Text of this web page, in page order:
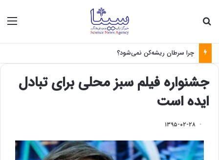
چرا سرطان ریشه‌کن نمی‌شود؟
جشنواره فیلم سبز محلی برای تبادل
ایده است
۱۳۹۵-۰۲-۲۸